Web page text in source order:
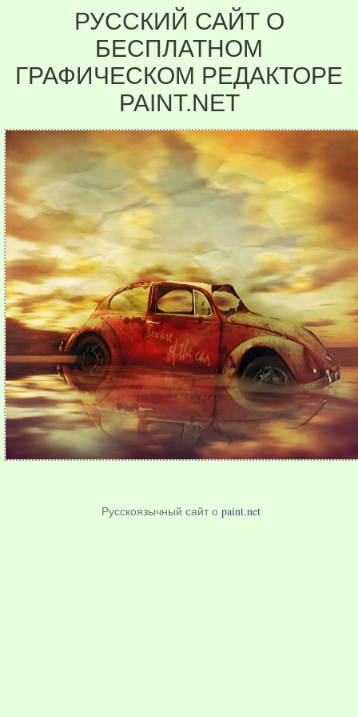
РУССКИЙ САЙТ О
БЕСПЛАТНОМ
ГРАФИЧЕСКОМ РЕДАКТОРЕ
PAINT.NET
Русскоязычный сайт о paint.net